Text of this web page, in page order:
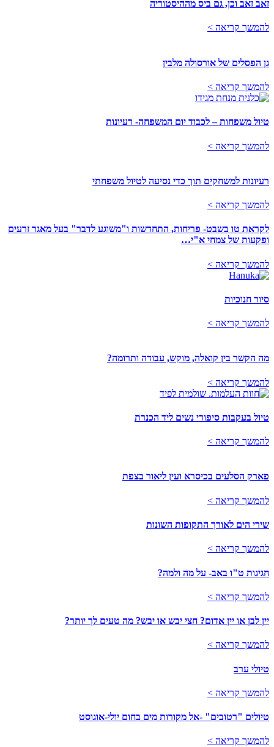
זאב זאב וכן, גם ביס מההיסטוריה
להמשך קריאה >
גן הפסלים של אורסולה מלבין
להמשך קריאה >
טיול משפחות – לכבוד יום המשפחה- רעיונות
להמשך קריאה >
רעיונות למשחקים תוך כדי נסיעה לטיול משפחתי
להמשך קריאה >
לקראת טו בשבט- פריחות, התחדשות ו"משוגע לדבר" בעל מאגר זרעים
ופקעות של צמחי א"י…
להמשך קריאה >
סיור חנוכיות
להמשך קריאה >
מה הקשר בין קואלה, מוקש, עבודה ותרומה?
להמשך קריאה >
טיול בעקבות סיפורי נשים ליד הכנרת
להמשך קריאה >
פארק הסלעים בכיסרא ועין ליאור בצפת
להמשך קריאה >
שירי הים לאורך התקופות השונות
להמשך קריאה >
חגיגות ט"ו באב- על מה ולמה?
להמשך קריאה >
יין לבן או יין אדום? חצי יבש או יבש? מה טעים לך יותר?
להמשך קריאה >
טיולי ערב
להמשך קריאה >
טיולים "רטובים" -אל מקורות מים בחום יולי-אוגוסט
להמשך קריאה >